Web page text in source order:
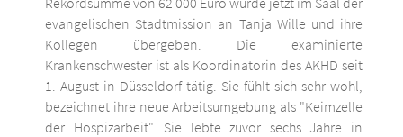
evangelischen Stadtmission an Tanja Wille und ihre
Kollegen übergeben. Die examinierte
Krankenschwester ist als Koordinatorin des AKHD seit
1. August in Düsseldorf tätig. Sie fühlt sich sehr wohl,
bezeichnet ihre neue Arbeitsumgebung als "Keimzelle
der Hospizarbeit". Sie lebte zuvor sechs Jahre in